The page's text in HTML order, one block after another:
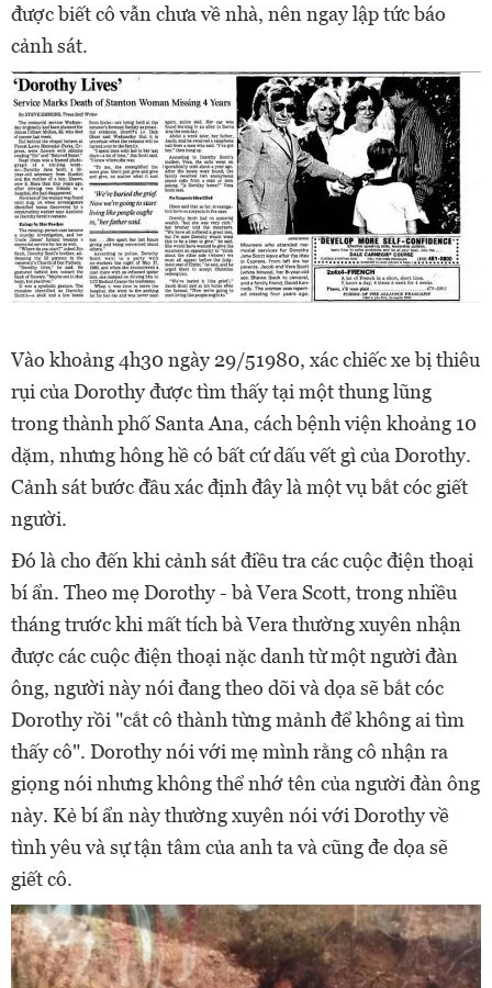
được biết cô vẫn chưa về nhà, nên ngay lập tức báo
cảnh sát.
Vào khoảng 4h30 ngày 29/51980, xác chiếc xe bị thiêu
rụi của Dorothy được tìm thấy tại một thung lũng
trong thành phố Santa Ana, cách bệnh viện khoảng 10
dặm, nhưng hông hề có bất cứ dấu vết gì của Dorothy.
Cảnh sát bước đầu xác định đây là một vụ bắt cóc giết
người.
Đó là cho đến khi cảnh sát điều tra các cuộc điện thoại
bí ẩn. Theo mẹ Dorothy - bà Vera Scott, trong nhiều
tháng trước khi mất tích bà Vera thường xuyên nhận
được các cuộc điện thoại nặc danh từ một người đàn
ông, người này nói đang theo dõi và dọa sẽ bắt cóc
Dorothy rồi "cắt cô thành từng mảnh để không ai tìm
thấy cô". Dorothy nói với mẹ mình rằng cô nhận ra
giọng nói nhưng không thể nhớ tên của người đàn ông
này. Kẻ bí ẩn này thường xuyên nói với Dorothy về
tình yêu và sự tận tâm của anh ta và cũng đe dọa sẽ
giết cô.